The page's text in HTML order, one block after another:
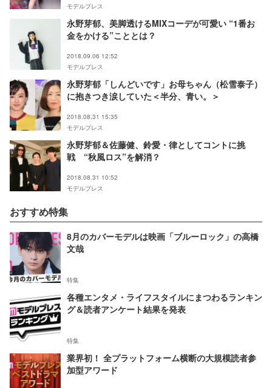
モデルプレス
永野芽郁、美脚透けるMIXコーデが可愛い “1番お
金をかける”こととは？
2018.09.06 12:52
モデルプレス
永野芽郁「しんどいです」お母ちゃん（松雪泰子）
に抱きつき涙していた＜半分、青い。＞
2018.08.31 15:35
モデルプレス
永野芽郁＆佐藤健、鈴愛・律としてコントに挑
戦 “秋風ロス”を解消？
2018.08.31 10:52
モデルプレス
おすすめ特集
8月のカバーモデルは映画「ブルーロック」の高橋
文哉
特集
各種エンタメ・ライフスタイルにまつわるランキン
グ＆読者アンケート結果を発表
特集
業界初！ 全プラットフォーム横断の大規模読者参
加型アワード